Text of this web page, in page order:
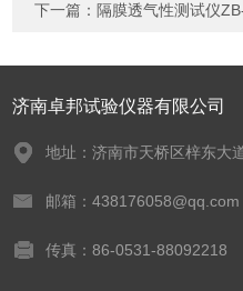
下一篇： 隔膜透气性测试仪
济南卓邦试验仪器有限公司
地址：济南市天桥区梓东大
邮箱：438176058@qq.com
传真：86-0531-88092218